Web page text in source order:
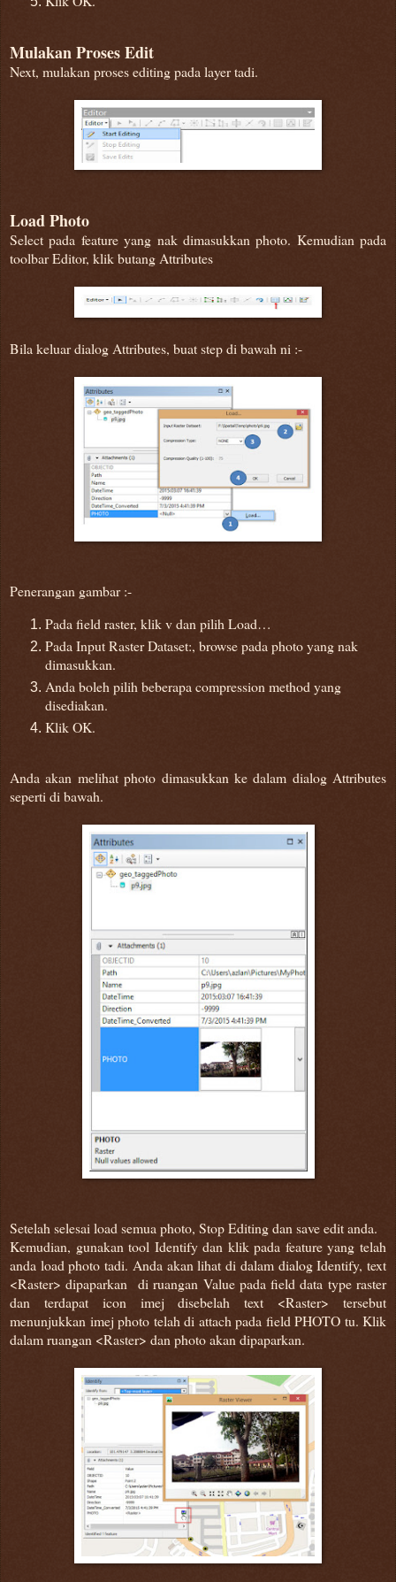
Mulakan Proses Edit
Next, mulakan proses editing pada layer tadi.
Load Photo
Select pada feature yang nak dimasukkan photo. Kemudian pada
toolbar Editor, klik butang Attributes
Bila keluar dialog Attributes, buat step di bawah ni :-
Penerangan gambar :-
Pada field raster, klik v dan pilih Load…
Pada Input Raster Dataset:, browse pada photo yang nak
dimasukkan.
Anda boleh pilih beberapa compression method yang
disediakan.
Klik OK.
Anda akan melihat photo dimasukkan ke dalam dialog Attributes
seperti di bawah.
Setelah selesai load semua photo, Stop Editing dan save edit anda.
Kemudian, gunakan tool Identify dan klik pada feature yang telah
anda load photo tadi. Anda akan lihat di dalam dialog Identify, text
<Raster> dipaparkan di ruangan Value pada field data type raster
dan terdapat icon imej disebelah text <Raster> tersebut
menunjukkan imej photo telah di attach pada field PHOTO tu. Klik
dalam ruangan <Raster> dan photo akan dipaparkan.